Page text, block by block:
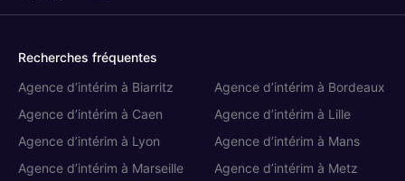
Recherches fréquentes
Agence d’intérim à Biarritz
Agence d’intérim à Bordeaux
Agence d’intérim à Caen
Agence d’intérim à Lille
Agence d’intérim à Lyon
Agence d’intérim à Mans
Agence d’intérim à Marseille
Agence d’intérim à Metz